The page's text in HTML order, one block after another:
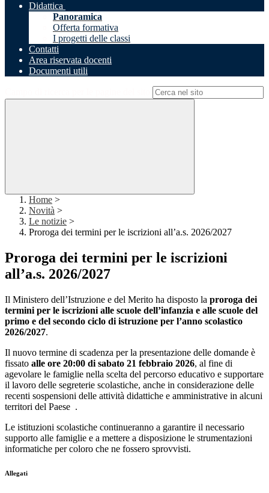
Didattica
Panoramica
Offerta formativa
I progetti delle classi
Contatti
Area riservata docenti
Documenti utili
Home >
Novità >
Le notizie >
Proroga dei termini per le iscrizioni all’a.s. 2026/2027
Proroga dei termini per le iscrizioni
all’a.s. 2026/2027
Il Ministero dell’Istruzione e del Merito ha disposto la proroga dei
termini per le iscrizioni alle scuole dell’infanzia e alle scuole del
primo e del secondo ciclo di istruzione per l’anno scolastico
2026/2027.
Il nuovo termine di scadenza per la presentazione delle domande è
fissato alle ore 20:00 di sabato 21 febbraio 2026, al fine di
agevolare le famiglie nella scelta del percorso educativo e supportare
il lavoro delle segreterie scolastiche, anche in considerazione delle
recenti sospensioni delle attività didattiche e amministrative in alcuni
territori del Paese .
Le istituzioni scolastiche continueranno a garantire il necessario
supporto alle famiglie e a mettere a disposizione le strumentazioni
informatiche per coloro che ne fossero sprovvisti.
Allegati